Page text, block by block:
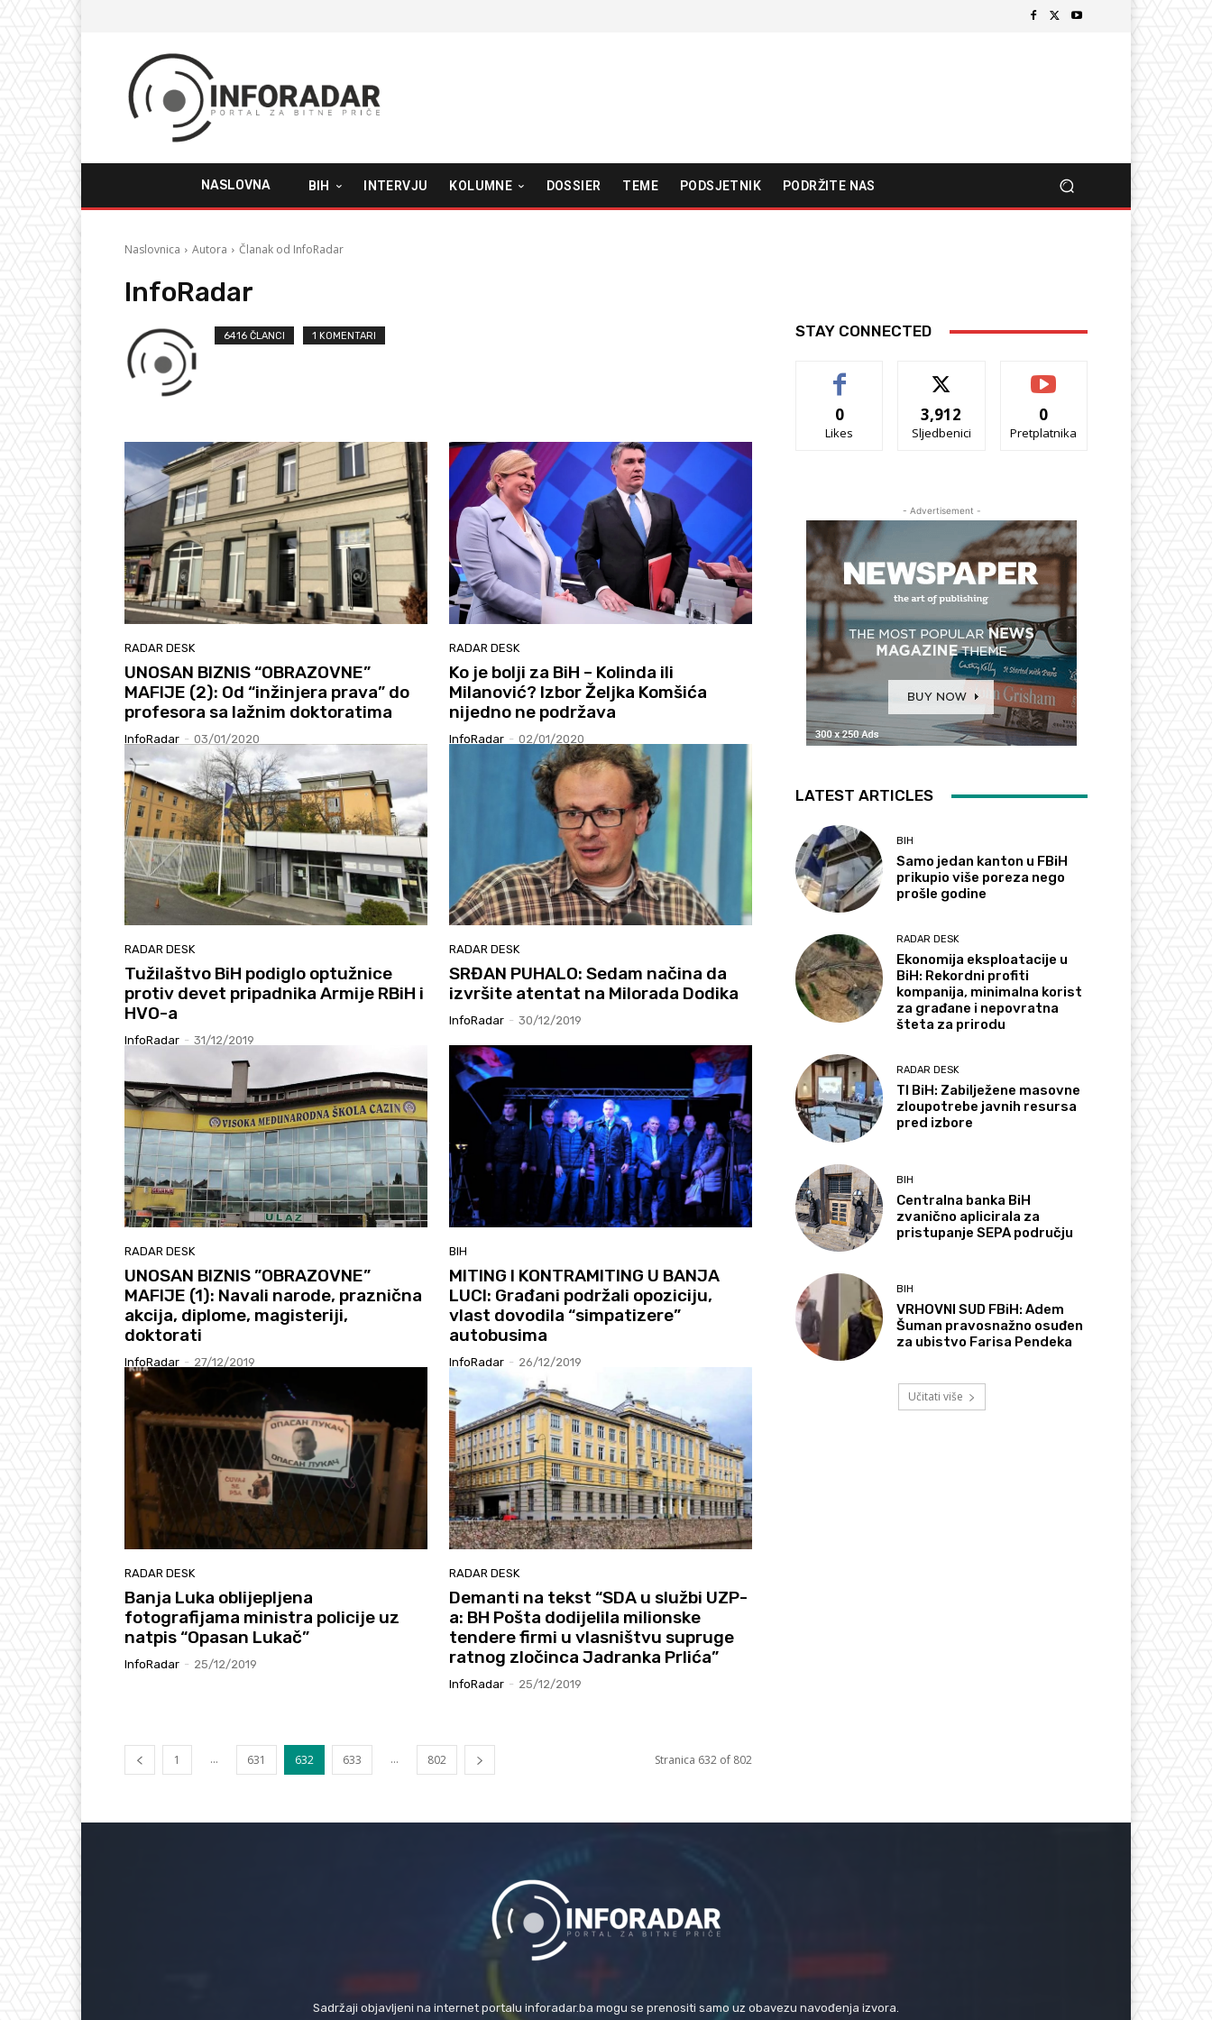
NASLOVNA BIH INTERVJU KOLUMNE DOSSIER TEME PODSJETNIK PODRŽITE NAS
Naslovnica Autora Članak od InfoRadar
InfoRadar
6416 ČLANCI 1 KOMENTARI
RADAR DESK
UNOSAN BIZNIS “OBRAZOVNE”
MAFIJE (2): Od “inžinjera prava” do
profesora sa lažnim doktoratima
InfoRadar - 03/01/2020
RADAR DESK
Ko je bolji za BiH – Kolinda ili
Milanović? Izbor Željka Komšića
nijedno ne podržava
InfoRadar - 02/01/2020
RADAR DESK
Tužilaštvo BiH podiglo optužnice
protiv devet pripadnika Armije RBiH i
HVO-a
InfoRadar - 31/12/2019
RADAR DESK
SRĐAN PUHALO: Sedam načina da
izvršite atentat na Milorada Dodika
InfoRadar - 30/12/2019
RADAR DESK
UNOSAN BIZNIS ”OBRAZOVNE”
MAFIJE (1): Navali narode, praznična
akcija, diplome, magisteriji,
doktorati
InfoRadar - 27/12/2019
BIH
MITING I KONTRAMITING U BANJA
LUCI: Građani podržali opoziciju,
vlast dovodila “simpatizere”
autobusima
InfoRadar - 26/12/2019
RADAR DESK
Banja Luka oblijepljena
fotografijama ministra policije uz
natpis “Opasan Lukač”
InfoRadar - 25/12/2019
RADAR DESK
Demanti na tekst “SDA u službi UZP-
a: BH Pošta dodijelila milionske
tendere firmi u vlasništvu supruge
ratnog zločinca Jadranka Prlića”
InfoRadar - 25/12/2019
1 ... 631 632 633 ... 802 Stranica 632 of 802
STAY CONNECTED
0
Likes
3,912
Sljedbenici
0
Pretplatnika
- Advertisement -
LATEST ARTICLES
BIH
Samo jedan kanton u FBiH
prikupio više poreza nego
prošle godine
RADAR DESK
Ekonomija eksploatacije u
BiH: Rekordni profiti
kompanija, minimalna korist
za građane i nepovratna
šteta za prirodu
RADAR DESK
TI BiH: Zabilježene masovne
zloupotrebe javnih resursa
pred izbore
BIH
Centralna banka BiH
zvanično aplicirala za
pristupanje SEPA području
BIH
VRHOVNI SUD FBiH: Adem
Šuman pravosnažno osuđen
za ubistvo Farisa Pendeka
Učitati više
Sadržaji objavljeni na internet portalu inforadar.ba mogu se prenositi samo uz obavezu navođenja izvora.